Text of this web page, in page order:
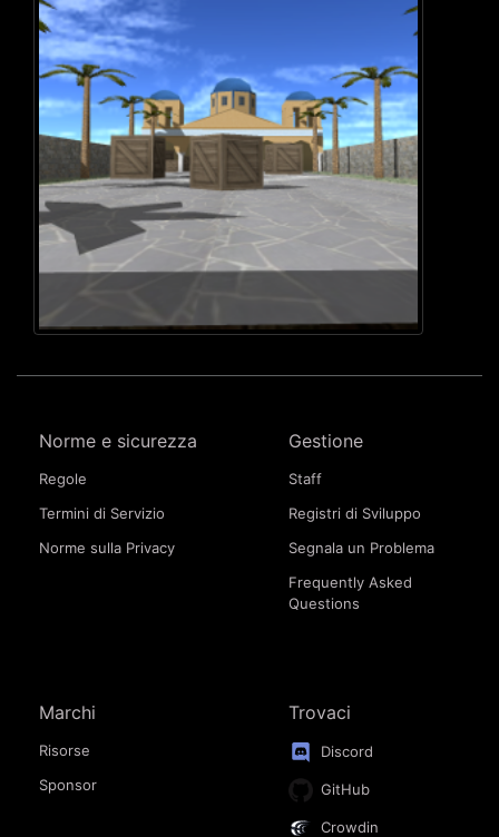
Norme e sicurezza
Regole
Termini di Servizio
Norme sulla Privacy
Gestione
Staff
Registri di Sviluppo
Segnala un Problema
Frequently Asked
Questions
Marchi
Risorse
Sponsor
Trovaci
Discord
GitHub
Crowdin